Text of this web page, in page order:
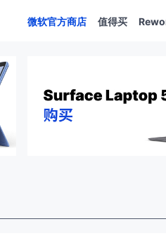
微软官方商店 值得买